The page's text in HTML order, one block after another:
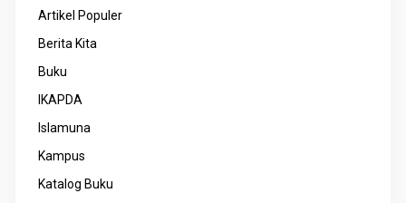
Artikel Populer
Berita Kita
Buku
IKAPDA
Islamuna
Kampus
Katalog Buku